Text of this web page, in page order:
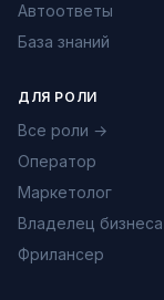
Автоответы
База знаний
ДЛЯ РОЛИ
Все роли →
Оператор
Маркетолог
Владелец бизнеса
Фрилансер